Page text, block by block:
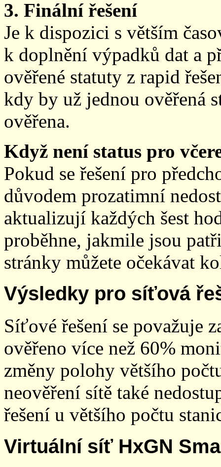
3. Finální řešení
Je k dispozici s větším
k doplnění výpadků dat a
ověřené statuty z rapid
kdy by už jednou ověřená
ověřena.
Když není status pro
Pokud se řešení pro
důvodem prozatimní
aktualizují každých šest
proběhne, jakmile jsou
stránky můžete očekávat
Výsledky pro síťová
Síťové řešení se považuje
ověřeno více než 60%
změny polohy většího
neověření sítě také
řešení u většího počtu
Virtuální síť HxGN